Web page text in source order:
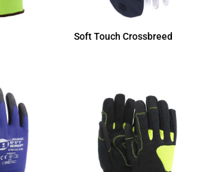
Soft Touch Crossbreed